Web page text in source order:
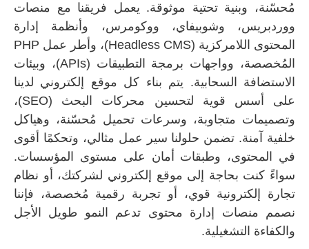
وبنية تحتية موثوقة. يعمل فريقنا مع منصات
وشوبيفاي، ووكومرس، وأنظمة إدارة
المحتوى اللامركزية (Headless CMS)، وأطر عمل PHP
المُخصصة، وواجهات برمجة التطبيقات (APIs)، وبيئات
السحابية. يتم بناء كل موقع إلكتروني لدينا
على أسس قوية لتحسين محركات البحث (SEO)،
متجاوبة، وسرعات تحميل مُحسّنة، وهياكل
آمنة. تضمن حلولنا سير عمل مثالي، وتحكمًا أقوى
المحتوى، وطبقات أمان على مستوى المؤسسات.
كنت بحاجة إلى موقع إلكتروني لشركتك، أو نظام
إلكترونية قوي، أو تجربة رقمية مُخصصة، فإننا
منصات إدارة محتوى تدعم النمو طويل الأجل
التشغيلية.